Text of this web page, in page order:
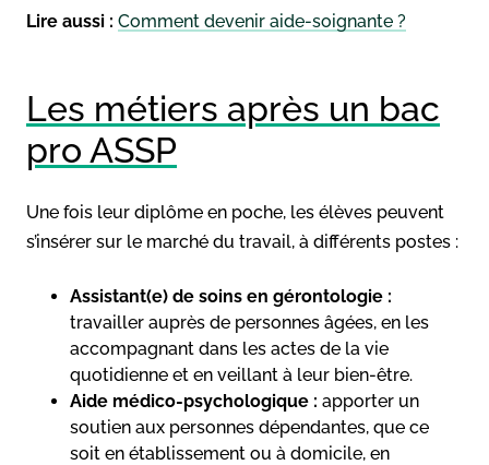
Lire aussi : Comment devenir aide-soignante ?
Les métiers après un bac
pro ASSP
Une fois leur diplôme en poche, les élèves peuvent
s’insérer sur le marché du travail, à différents postes :
Assistant(e) de soins en gérontologie :
travailler auprès de personnes âgées, en les
accompagnant dans les actes de la vie
quotidienne et en veillant à leur bien-être.
Aide médico-psychologique : apporter un
soutien aux personnes dépendantes, que ce
soit en établissement ou à domicile, en